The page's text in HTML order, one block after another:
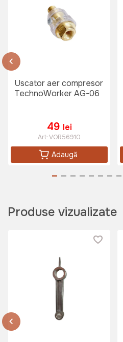
Uscator aer compresor
TechnoWorker AG-06
49 lei
Art:VOR56910
Adaugă
Produse vizualizate